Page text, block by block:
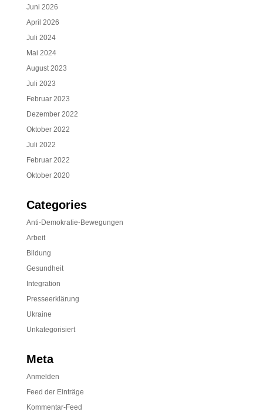
Juni 2026
April 2026
Juli 2024
Mai 2024
August 2023
Juli 2023
Februar 2023
Dezember 2022
Oktober 2022
Juli 2022
Februar 2022
Oktober 2020
Categories
Anti-Demokratie-Bewegungen
Arbeit
Bildung
Gesundheit
Integration
Presseerklärung
Ukraine
Unkategorisiert
Meta
Anmelden
Feed der Einträge
Kommentar-Feed